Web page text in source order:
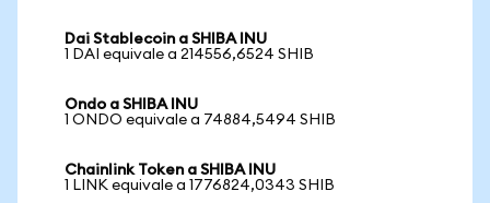
Dai Stablecoin a SHIBA INU
1 DAI equivale a 214556,6524 SHIB
Ondo a SHIBA INU
1 ONDO equivale a 74884,5494 SHIB
Chainlink Token a SHIBA INU
1 LINK equivale a 1776824,0343 SHIB